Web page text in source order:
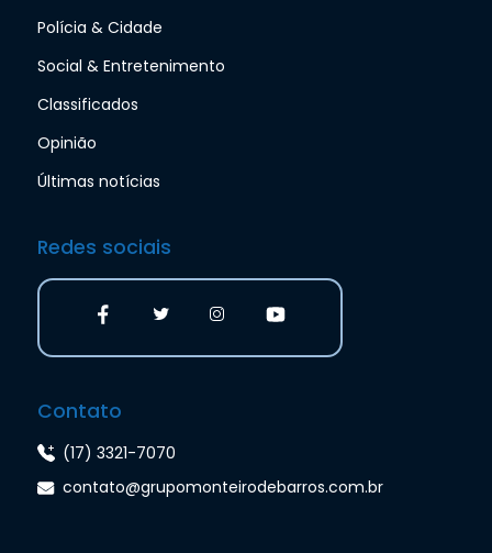
Polícia & Cidade
Social & Entretenimento
Classificados
Opinião
Últimas notícias
Redes sociais
Contato
(17) 3321-7070
contato@grupomonteirodebarros.com.br